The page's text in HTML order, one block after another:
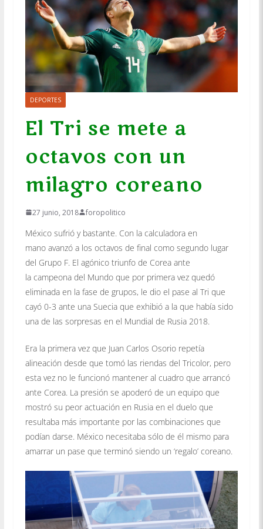
DEPORTES
El Tri se mete a
octavos con un
milagro coreano
27 junio, 2018 foropolitico
México sufrió y bastante. Con la calculadora en
mano avanzó a los octavos de final como segundo lugar
del Grupo F. El agónico triunfo de Corea ante
la campeona del Mundo que por primera vez quedó
eliminada en la fase de grupos, le dio el pase al Tri que
cayó 0-3 ante una Suecia que exhibió a la que había sido
una de las sorpresas en el Mundial de Rusia 2018.
Era la primera vez que Juan Carlos Osorio repetía
alineación desde que tomó las riendas del Tricolor, pero
esta vez no le funcionó mantener al cuadro que arrancó
ante Corea. La presión se apoderó de un equipo que
mostró su peor actuación en Rusia en el duelo que
resultaba más importante por las combinaciones que
podían darse. México necesitaba sólo de él mismo para
amarrar un pase que terminó siendo un ‘regalo’ coreano.